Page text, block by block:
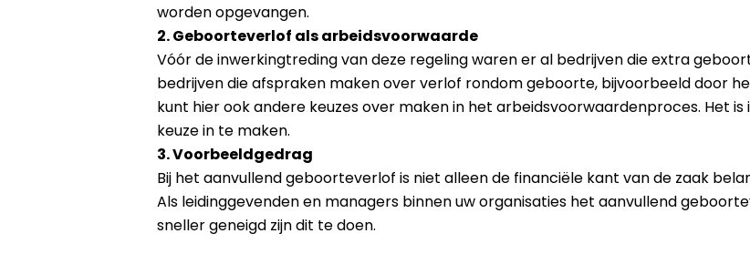
worden opgevangen.
2. Geboorteverlof als arbeidsvoorwaarde
Vóór de inwerkingtreding van deze regeling waren er al bedrijven die extra
bedrijven die afspraken maken over verlof rondom geboorte, bijvoorbeeld door
kunt hier ook andere keuzes over maken in het arbeidsvoorwaardenproces. Het
keuze in te maken.
3. Voorbeeldgedrag
Bij het aanvullend geboorteverlof is niet alleen de financiële kant van de zaak
Als leidinggevenden en managers binnen uw organisaties het aanvullend
sneller geneigd zijn dit te doen.